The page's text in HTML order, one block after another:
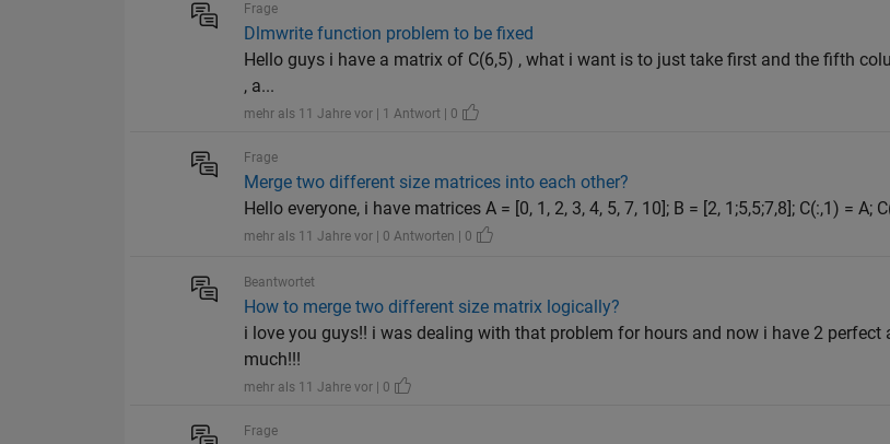
Frage
Dlmwrite function problem to be fixed
Hello guys i have a matrix of C(6,5) , what i want is to just take first and the fifth
, a...
mehr als 11 Jahre vor | 1 Antwort | 0
Frage
Merge two different size matrices into each other?
Hello everyone, i have matrices A = [0, 1, 2, 3, 4, 5, 7, 10]; B = [2, 1;5,5;7,8]; C(:,1) = A;
mehr als 11 Jahre vor | 0 Antworten | 0
Beantwortet
How to merge two different size matrix logically?
i love you guys!! i was dealing with that problem for hours and now i have 2 perfect
much!!!
mehr als 11 Jahre vor | 0
Frage